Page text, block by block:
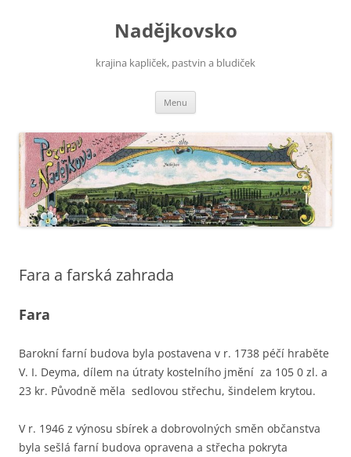
Nadějkovsko
krajina kapliček, pastvin a bludiček
Menu
webu
Fara a farská zahrada
Fara
Barokní farní budova byla postavena v r. 1738 péčí hraběte
V. I. Deyma, dílem na útraty kostelního jmění za 105 0 zl. a
23 kr. Původně měla sedlovou střechu, šindelem krytou.
V r. 1946 z výnosu sbírek a dobrovolných směn občanstva
byla sešlá farní budova opravena a střecha pokryta